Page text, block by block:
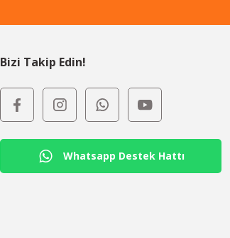
Bizi Takip Edin!
Whatsapp Destek Hattı